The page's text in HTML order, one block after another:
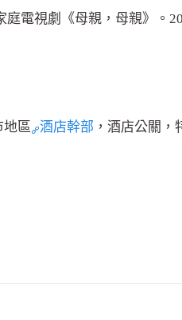
電視劇《母親，母親》。
地區 酒店幹部 ，酒店公關